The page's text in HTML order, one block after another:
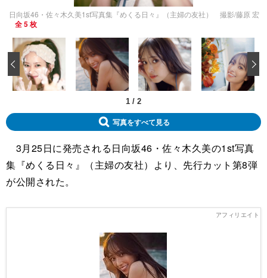
日向坂46・佐々木久美1st写真集『めくる日々』（主婦の友社） 撮影/藤原 宏
全 5 枚
1 / 2
‹
写真をすべて見る
3月25日に発売される日向坂46・佐々木久美の1st写真
集『めくる日々』（主婦の友社）より、先行カット第8弾
が公開された。